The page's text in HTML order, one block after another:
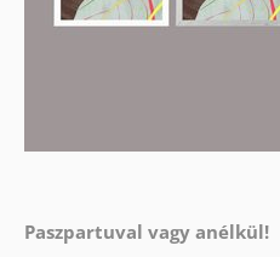
Paszpartuval vagy anélkül!